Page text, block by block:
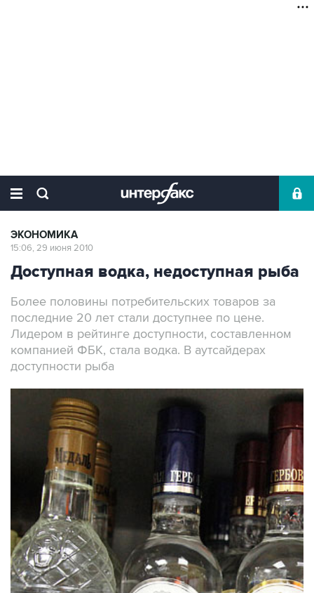
ЭКОНОМИКА
15:06, 29 июня 2010
Доступная водка, недоступная рыба
Более половины потребительских товаров за
последние 20 лет стали доступнее по цене.
Лидером в рейтинге доступности, составленном
компанией ФБК, стала водка. В аутсайдерах
доступности рыба